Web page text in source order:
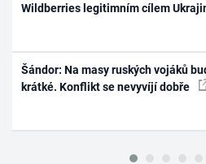
Wildberries legitimním cílem
Šándor: Na masy ruských vojáků
krátké. Konflikt se nevyvíjí dobře